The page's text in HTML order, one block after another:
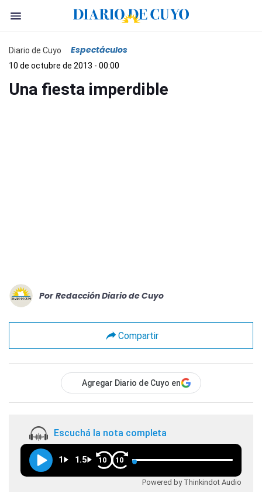
Diario de Cuyo Espectáculos
10 de octubre de 2013 - 00:00
Una fiesta imperdible
Por Redacción Diario de Cuyo
Compartir
Agregar Diario de Cuyo en
Escuchá la nota completa
1 1.5 10 10
Powered by Thinkindot Audio